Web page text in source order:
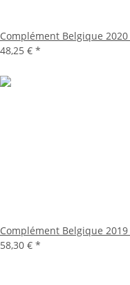
Complément Belgique
48,25 € *
Complément Belgique
58,30 € *